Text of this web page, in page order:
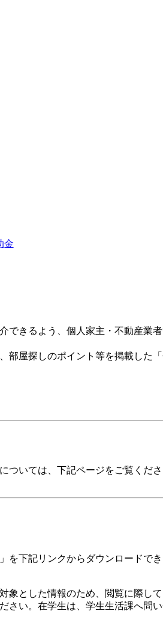
金
できるよう、個人家主・不動産業
部屋探しのポイント等を掲載した
ついては、下記ページをご覧くださ
を下記リンクからダウンロードでき
象とした情報のため、閲覧に際し
い。在学生は、学生生活課へ問い